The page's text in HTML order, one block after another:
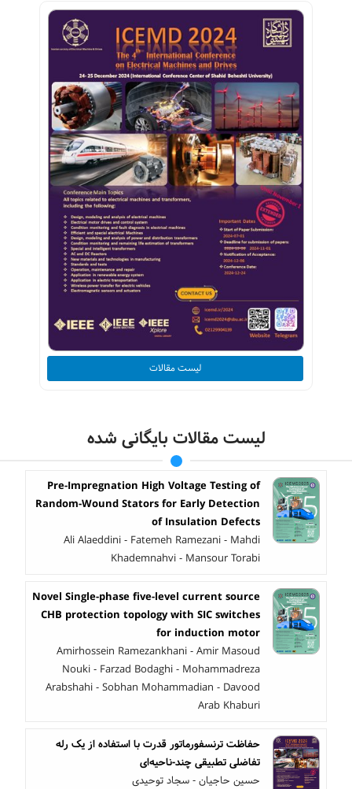
لیست مقالات
لیست مقالات بایگانی شده
Pre-Impregnation High Voltage Testing of
Random-Wound Stators for Early Detection
of Insulation Defects
Ali Alaeddini - Fatemeh Ramezani - Mahdi
Khademnahvi - Mansour Torabi
Novel Single-phase five-level current source
CHB protection topology with SIC switches
for induction motor
Amirhossein Ramezankhani - Amir Masoud
Nouki - Farzad Bodaghi - Mohammadreza
Arabshahi - Sobhan Mohammadian - Davood
Arab Khaburi
حفاظت ترنسفورماتور قدرت با استفاده از یک رله
تفاضلی تطبیقی چند-ناحیه‌ای
حسین حاجیان - سجاد توحیدی